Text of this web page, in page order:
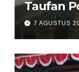
Taufan
Bagikan
Sopir
00
7 AGUSTUS